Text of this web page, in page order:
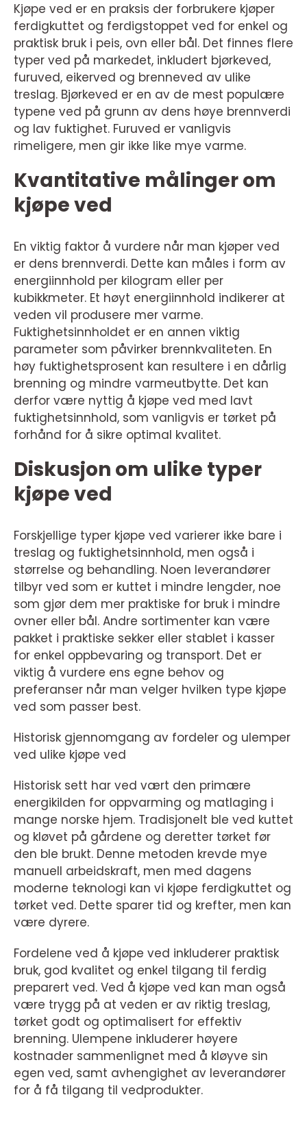
Kjøpe ved er en praksis der forbrukere kjøper
ferdigkuttet og ferdigstoppet ved for enkel og
praktisk bruk i peis, ovn eller bål. Det finnes flere
typer ved på markedet, inkludert bjørkeved,
furuved, eikerved og brenneved av ulike
treslag. Bjørkeved er en av de mest populære
typene ved på grunn av dens høye brennverdi
og lav fuktighet. Furuved er vanligvis
rimeligere, men gir ikke like mye varme.
Kvantitative målinger om
kjøpe ved
En viktig faktor å vurdere når man kjøper ved
er dens brennverdi. Dette kan måles i form av
energiinnhold per kilogram eller per
kubikkmeter. Et høyt energiinnhold indikerer at
veden vil produsere mer varme.
Fuktighetsinnholdet er en annen viktig
parameter som påvirker brennkvaliteten. En
høy fuktighetsprosent kan resultere i en dårlig
brenning og mindre varmeutbytte. Det kan
derfor være nyttig å kjøpe ved med lavt
fuktighetsinnhold, som vanligvis er tørket på
forhånd for å sikre optimal kvalitet.
Diskusjon om ulike typer
kjøpe ved
Forskjellige typer kjøpe ved varierer ikke bare i
treslag og fuktighetsinnhold, men også i
størrelse og behandling. Noen leverandører
tilbyr ved som er kuttet i mindre lengder, noe
som gjør dem mer praktiske for bruk i mindre
ovner eller bål. Andre sortimenter kan være
pakket i praktiske sekker eller stablet i kasser
for enkel oppbevaring og transport. Det er
viktig å vurdere ens egne behov og
preferanser når man velger hvilken type kjøpe
ved som passer best.
Historisk gjennomgang av fordeler og ulemper
ved ulike kjøpe ved
Historisk sett har ved vært den primære
energikilden for oppvarming og matlaging i
mange norske hjem. Tradisjonelt ble ved kuttet
og kløvet på gårdene og deretter tørket før
den ble brukt. Denne metoden krevde mye
manuell arbeidskraft, men med dagens
moderne teknologi kan vi kjøpe ferdigkuttet og
tørket ved. Dette sparer tid og krefter, men kan
være dyrere.
Fordelene ved å kjøpe ved inkluderer praktisk
bruk, god kvalitet og enkel tilgang til ferdig
preparert ved. Ved å kjøpe ved kan man også
være trygg på at veden er av riktig treslag,
tørket godt og optimalisert for effektiv
brenning. Ulempene inkluderer høyere
kostnader sammenlignet med å kløyve sin
egen ved, samt avhengighet av leverandører
for å få tilgang til vedprodukter.